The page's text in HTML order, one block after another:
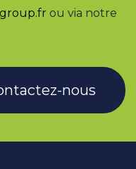
ou via notre
nous